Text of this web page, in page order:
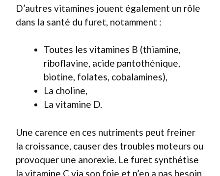
D’autres vitamines jouent également un rôle
dans la santé du furet, notamment :
Toutes les vitamines B (thiamine,
riboflavine, acide pantothénique,
biotine, folates, cobalamines),
La choline,
La vitamine D.
Une carence en ces nutriments peut freiner
la croissance, causer des troubles moteurs ou
provoquer une anorexie. Le furet synthétise
la vitamine C via son foie et n’en a pas besoin